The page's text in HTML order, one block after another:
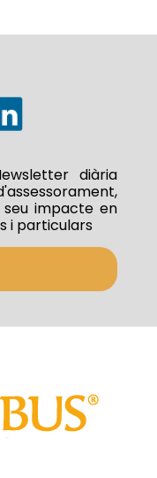
diària
impacte en
i particulars